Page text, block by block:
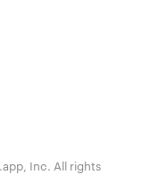
Inc. All rights